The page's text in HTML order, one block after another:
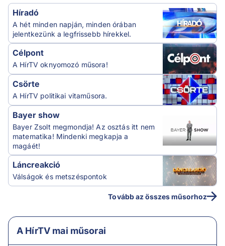
Híradó
A hét minden napján, minden órában
jelentkezünk a legfrissebb hírekkel.
Célpont
A HírTV oknyomozó műsora!
Csörte
A HírTV politikai vitaműsora.
Bayer show
Bayer Zsolt megmondja! Az osztás itt nem
matematika! Mindenki megkapja a
magáét!
Láncreakció
Válságok és metszéspontok
Tovább az összes műsorhoz
A HírTV mai műsorai